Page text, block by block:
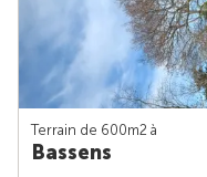
Terrain de 600m2 à
Bassens